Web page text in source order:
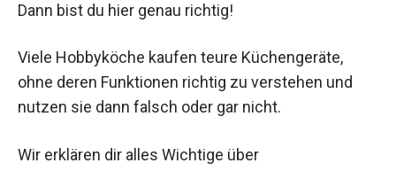
Dann bist du hier genau richtig!
Viele Hobbyköche kaufen teure Küchengeräte,
ohne deren Funktionen richtig zu verstehen und
nutzen sie dann falsch oder gar nicht.
Wir erklären dir alles Wichtige über